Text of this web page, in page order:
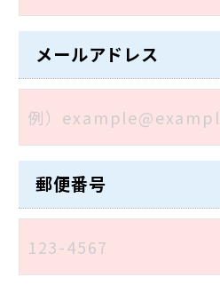
メールアドレス
郵便番号